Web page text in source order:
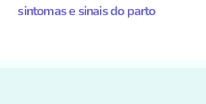
sintomas e sinais do parto